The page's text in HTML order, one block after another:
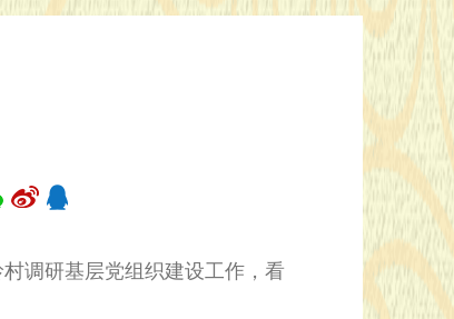
调研基层党组织建设工作，看